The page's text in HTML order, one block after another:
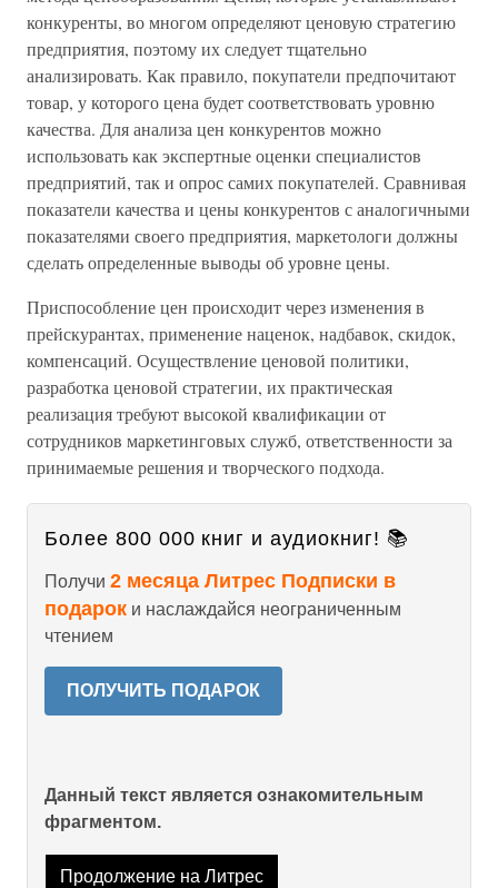
конкуренты, во многом определяют ценовую стратегию
предприятия, поэтому их следует тщательно
анализировать. Как правило, покупатели предпочитают
товар, у которого цена будет соответствовать уровню
качества. Для анализа цен конкурентов можно
использовать как экспертные оценки специалистов
предприятий, так и опрос самих покупателей. Сравнивая
показатели качества и цены конкурентов с аналогичными
показателями своего предприятия, маркетологи должны
сделать определенные выводы об уровне цены.
Приспособление цен происходит через изменения в
прейскурантах, применение наценок, надбавок, скидок,
компенсаций. Осуществление ценовой политики,
разработка ценовой стратегии, их практическая
реализация требуют высокой квалификации от
сотрудников маркетинговых служб, ответственности за
принимаемые решения и творческого подхода.
Более 800 000 книг и аудиокниг! 📚
Получи 2 месяца Литрес Подписки в
подарок и наслаждайся неограниченным
чтением
ПОЛУЧИТЬ ПОДАРОК
Данный текст является ознакомительным
фрагментом.
Продолжение на Литрес